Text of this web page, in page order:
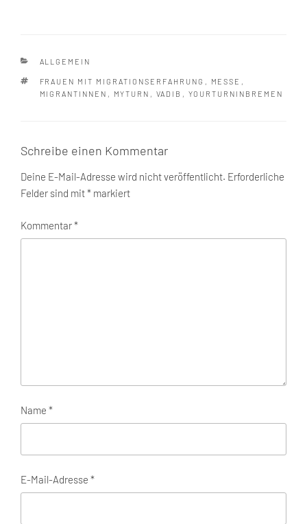
KATEGORIEN
ALLGEMEIN
SCHLAGWÖRTER
FRAUEN MIT MIGRATIONSERFAHRUNG MESSE
MIGRANTINNEN
MYTURN VADIB YOURTURNINBREMEN
Schreibe einen Kommentar
Deine E-Mail-Adresse wird nicht veröffentlicht. Erforderliche
Felder sind mit* markiert
Kommentar*
Name *
E-Mail-Adresse *